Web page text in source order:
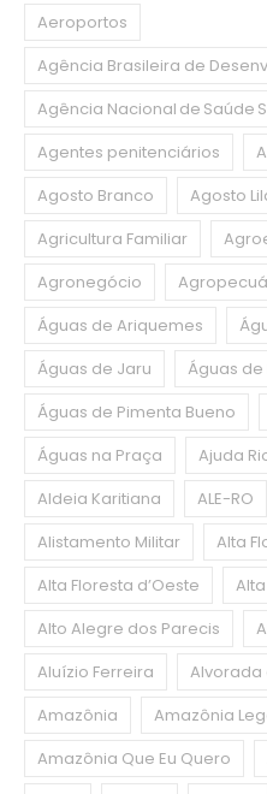
Aeroportos
Agência Brasileira de
Agência Nacional de Saúde
Agentes penitenciários
Agosto Branco
Agosto
Agricultura Familiar
Agronegócio
Águas de Ariquemes
Águas de Jaru
Águas de
Águas de Pimenta Bueno
Águas na Praça
Ajuda
Aldeia Karitiana
ALE-RO
Alistamento Militar
Alta
Alta Floresta d’Oeste
Alto Alegre dos Parecis
Aluízio Ferreira
Alvorada
Amazônia
Amazônia
Amazônia Que Eu Quero